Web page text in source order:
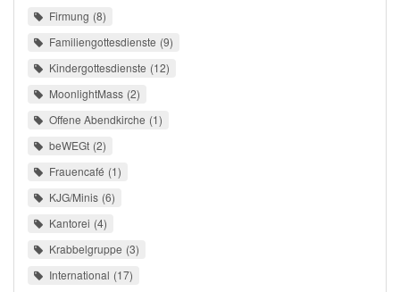
Firmung 8
Familiengottesdienste 9
Kindergottesdienste 12
MoonlightMass 2
Offene Abendkirche 1
beWEGt 2
Frauencafé 1
KJG/Minis 6
Kantorei 4
Krabbelgruppe 3
International 17